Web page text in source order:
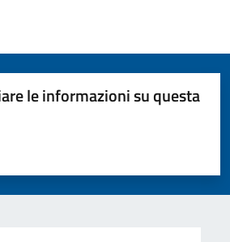
le informazioni su questa
5 stelle su 5
su 5
su 5
5